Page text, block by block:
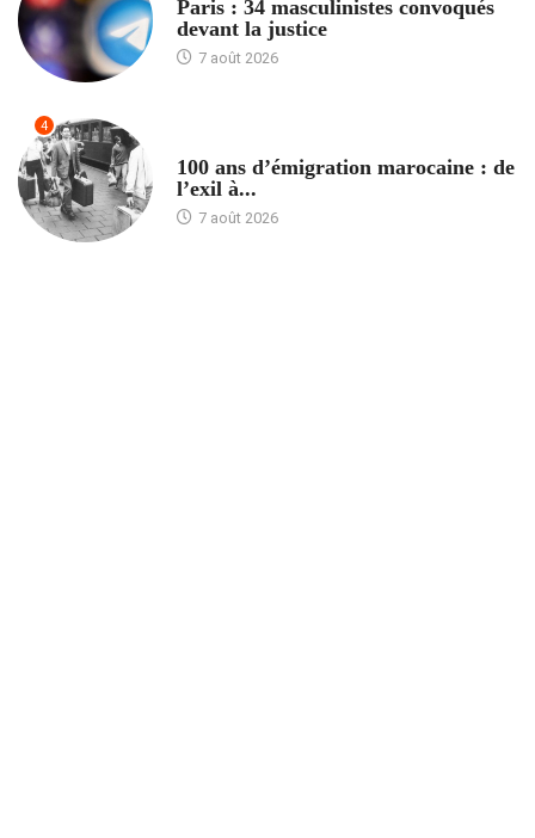
Paris : 34 masculinistes convoqués
devant la justice
7 août 2026
4
100 ans d’émigration marocaine : de
l’exil à...
7 août 2026